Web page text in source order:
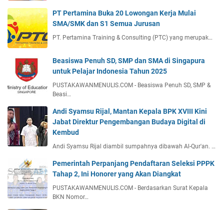
PT Pertamina Buka 20 Lowongan Kerja Mulai
SMA/SMK dan S1 Semua Jurusan
PT. Pertamina Training & Consulting (PTC) yang merupak…
Beasiswa Penuh SD, SMP dan SMA di Singapura
untuk Pelajar Indonesia Tahun 2025
PUSTAKAWANMENULIS.COM - Beasiswa Penuh SD, SMP &
Beasi…
Andi Syamsu Rijal, Mantan Kepala BPK XVIII Kini
Jabat Direktur Pengembangan Budaya Digital di
Kembud
Andi Syamsu Rijal diambil sumpahnya dibawah Al-Qur'an. …
Pemerintah Perpanjang Pendaftaran Seleksi PPPK
Tahap 2, Ini Honorer yang Akan Diangkat
PUSTAKAWANMENULIS.COM - Berdasarkan Surat Kepala
BKN Nomor…